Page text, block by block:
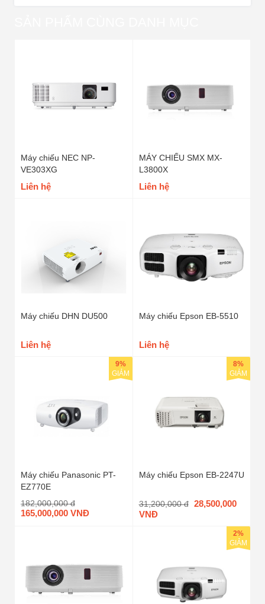
Máy chiếu NEC NP-
VE303XG
Liên hệ
MÁY CHIẾU SMX MX-
L3800X
Liên hệ
Máy chiếu DHN DU500
Liên hệ
Máy chiếu Epson EB-5510
Liên hệ
Máy chiếu Panasonic PT-
EZ770E
182,000,000 đ
165,000,000 VNĐ
9%
GIẢM
Máy chiếu Epson EB-2247U
31,200,000 đ 28,500,000
VNĐ
8%
GIẢM
2%
GIẢM